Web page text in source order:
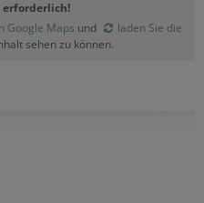
Google Maps und
laden Sie die
sehen zu können.